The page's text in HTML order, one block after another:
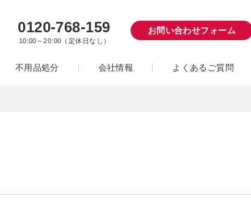
0120-768-159
10:00～20:00（定休日なし）
お問い合わせフォーム
不用品処分 会社情報 よくあるご質問